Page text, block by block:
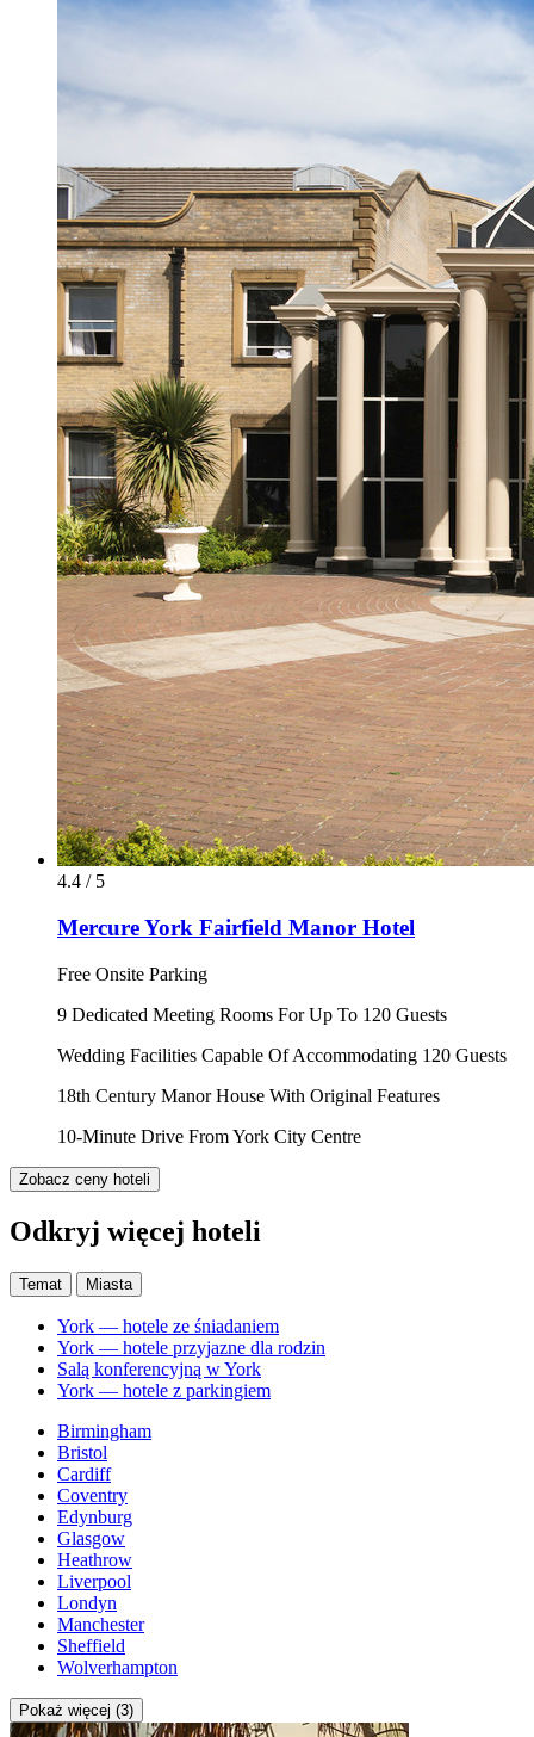
4.4 / 5
Mercure York Fairfield Manor Hotel
Free Onsite Parking
9 Dedicated Meeting Rooms For Up To 120 Guests
Wedding Facilities Capable Of Accommodating 120 Guests
18th Century Manor House With Original Features
10-Minute Drive From York City Centre
Zobacz ceny hoteli
Odkryj więcej hoteli
Temat Miasta
York — hotele ze śniadaniem
York — hotele przyjazne dla rodzin
Salą konferencyjną w York
York — hotele z parkingiem
Birmingham
Bristol
Cardiff
Coventry
Edynburg
Glasgow
Heathrow
Liverpool
Londyn
Manchester
Sheffield
Wolverhampton
Pokaż więcej (3)